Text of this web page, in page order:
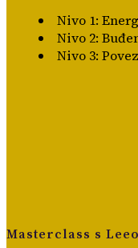
Nivo 1:
Nivo 2:
Nivo 3:
Masterclass s